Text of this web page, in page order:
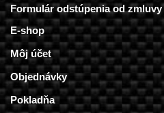
Formulár odstúpenia od zmluvy
E-shop
Môj účet
Objednávky
Pokladňa